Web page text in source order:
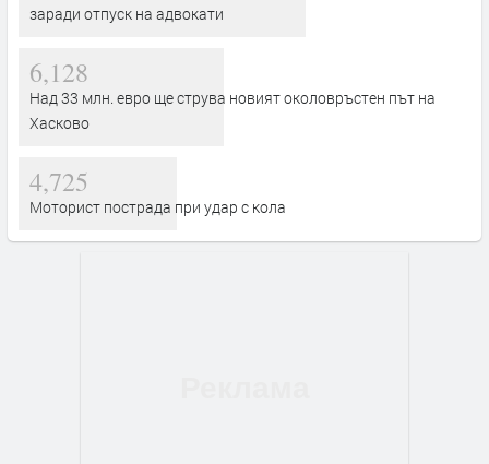
заради отпуск на адвокати
6,128
Над 33 млн. евро ще струва новият околовръстен път на
Хасково
4,725
Моторист пострада при удар с кола